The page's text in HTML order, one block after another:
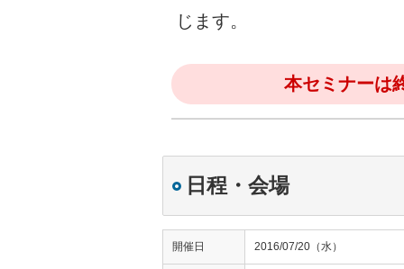
じます。
本セミナーは
日程・会場
開催日 2016/07/20（水）